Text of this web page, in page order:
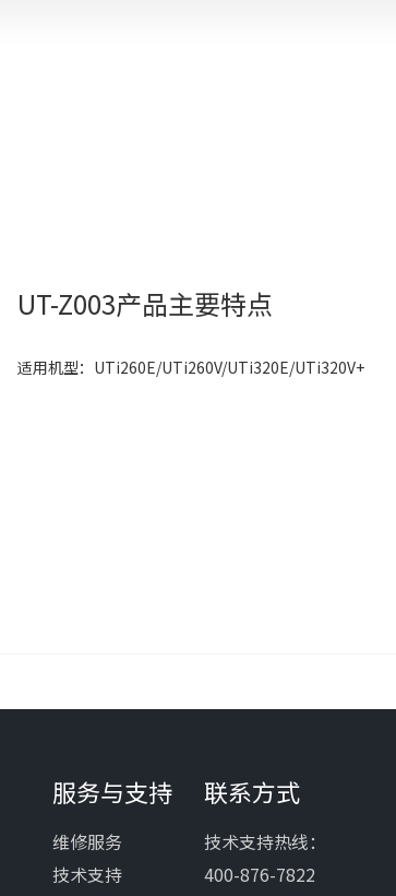
UT-Z003产品主要特点
适用机型：UTi260E/UTi260V/UTi320E/UTi320V+
服务与支持
维修服务
技术支持
联系方式
技术支持热线：
400-876-7822